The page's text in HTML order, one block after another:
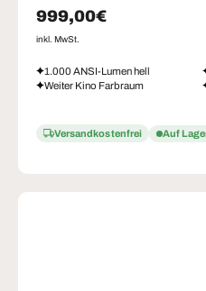
Normaler Preis
999,00€
inkl. MwSt.
1.000 ANSI-Lumen hell
Weiter Kino Farbraum
Versandkostenfrei Auf